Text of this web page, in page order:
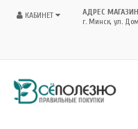
КАБИНЕТ
АДРЕС
г. Минск, ул.